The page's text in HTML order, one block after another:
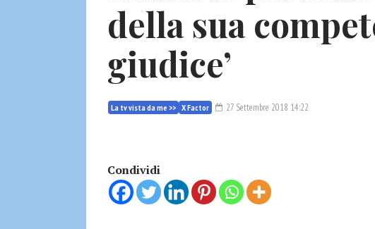
della sua
giudice’
La tv vista da me >> X Factor 27 Settembre 2018 14:22
Condividi